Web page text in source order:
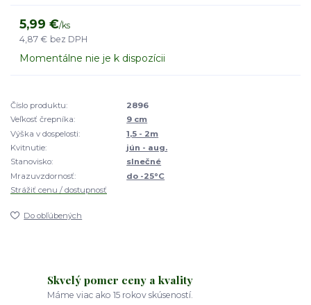
5,99 €/ks
4,87 € bez DPH
Momentálne nie je k dispozícii
Číslo produktu:
2896
Veľkosť črepníka:
9 cm
Výška v dospelosti:
1,5 - 2m
Kvitnutie:
jún - aug.
Stanovisko:
slnečné
Mrazuvzdornosť:
do -25°C
Strážiť cenu / dostupnosť
Do obľúbených
Skvelý pomer ceny a kvality
Máme viac ako 15 rokov skúseností.